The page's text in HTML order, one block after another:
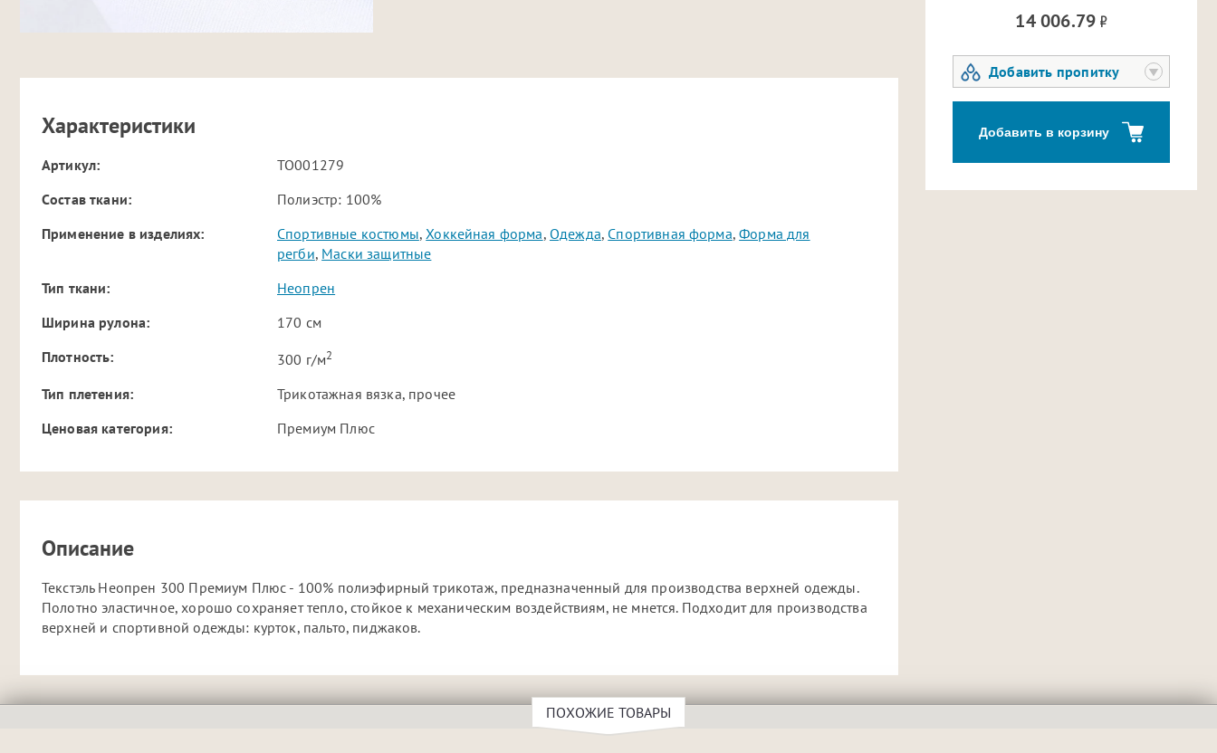
Характеристики
Артикул:
TO001279
Cостав ткани:
Полиэстр: 100%
Применение в изделиях:
Спортивные костюмы, Хоккейная форма, Одежда, Спортивная форма,Форма для
регби, Маски защитные
Тип ткани:
Неопрен
Ширина рулона:
170 см
Плотность:
300 г/м2
Тип плетения:
Трикотажная вязка, прочее
Ценовая категория:
Премиум Плюс
Описание
Текстэль Неопрен 300 Премиум Плюс - 100% полиэфирный трикотаж, предназначенный для производства верхней одежды.
Полотно эластичное, хорошо сохраняет тепло, стойкое к механическим воздействиям, не мнется. Подходит для производства
верхней и спортивной одежды: курток, пальто, пиджаков.
14 006.79
Добавить пропитку
Добавить в корзину
ПОХОЖИЕ ТОВАРЫ